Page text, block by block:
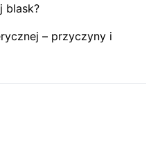
blask?
– przyczyny i